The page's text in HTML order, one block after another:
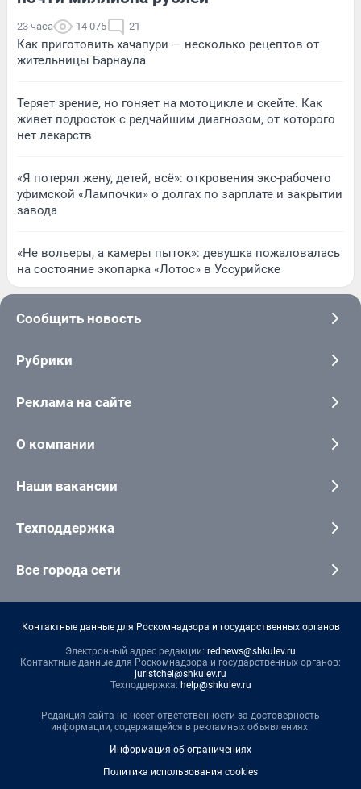
23 часа 14 075 21
Как приготовить хачапури — несколько рецептов от
жительницы Барнаула
Теряет зрение, но гоняет на мотоцикле и скейте. Как
живет подросток с редчайшим диагнозом, от которого
нет лекарств
«Я потерял жену, детей, всё»: откровения экс-рабочего
уфимской «Лампочки» о долгах по зарплате и закрытии
завода
«Не вольеры, а камеры пыток»: девушка пожаловалась
на состояние экопарка «Лотос» в Уссурийске
Сообщить новость
Рубрики
Реклама на сайте
О компании
Наши вакансии
Техподдержка
Все города сети
Контактные данные для Роскомнадзора и государственных органов
Электронный адрес редакции: rednews@shkulev.ru
Контактные данные для Роскомнадзора и государственных органов:
juristchel@shkulev.ru
Техподдержка: help@shkulev.ru
Редакция сайта не несет ответственности за достоверность
информации, содержащейся в рекламных объявлениях.
Информация об ограничениях
Политика использования cookies